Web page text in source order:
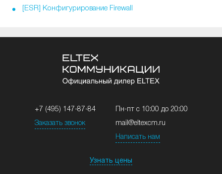
[ESR] Конфигурирование Firewall
+7 (495) 147-87-84
Заказать звонок
Пн-пт с 10:00 до 20:00
mail@eltexcm.ru
Написать нам
Узнать цены